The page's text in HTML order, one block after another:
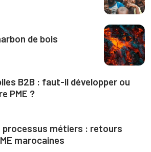
de bois
B2B : faut-il développer ou
PME ?
processus métiers : retours
marocaines